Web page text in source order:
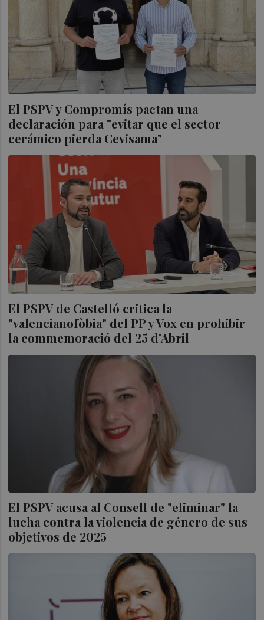
El PSPV y Compromís pactan una
declaración para "evitar que el sector
cerámico pierda Cevisama"
El PSPV de Castelló critica la
"valencianofòbia" del PP y Vox en prohibir
la commemoració del 25 d'Abril
El PSPV acusa al Consell de "eliminar" la
lucha contra la violencia de género de sus
objetivos de 2025